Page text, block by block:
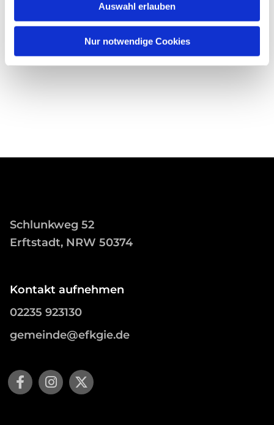
Auswahl erlauben
Nur notwendige Cookies
Schlunkweg 52
Erftstadt, NRW 50374
Kontakt aufnehmen
02235 923130
gemeinde@efkgie.de